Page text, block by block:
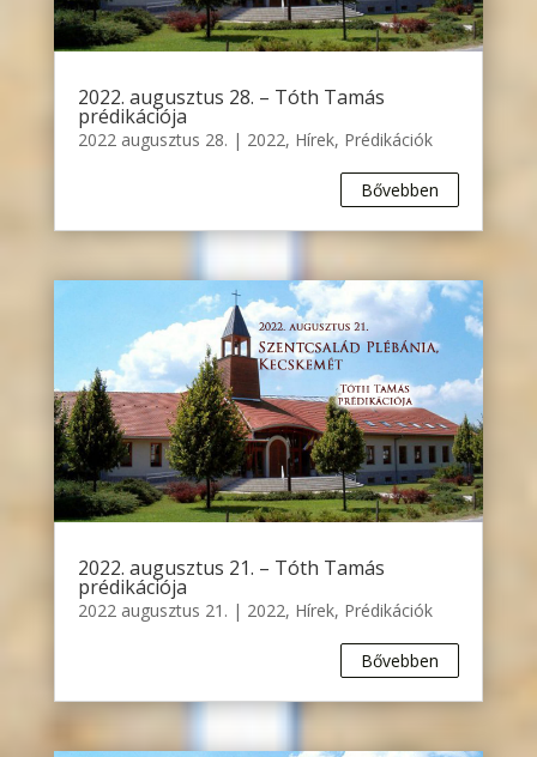
2022. augusztus 28. – Tóth Tamás
prédikációja
2022 augusztus 28. | 2022, Hírek, Prédikációk
Bővebben
2022. augusztus 21. – Tóth Tamás
prédikációja
2022 augusztus 21. | 2022, Hírek, Prédikációk
Bővebben